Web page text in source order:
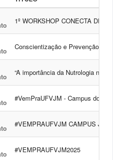
1º WORKSHOP CONECTA
Conscientização e Prevenção do
“A importância da Nutrologia na
#VemPraUFVJM - Campus do
#VEMPRAUFVJM CAMPUS
#VEMPRAUFVJM2025